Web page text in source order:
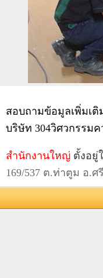
สอบถามข้อมูลเพิ่มเ
บริษัท 304วิศวกรรมค
สำนักงานใหญ่ ตั้งอยู่
169/537 ต.ท่าตูม อ.